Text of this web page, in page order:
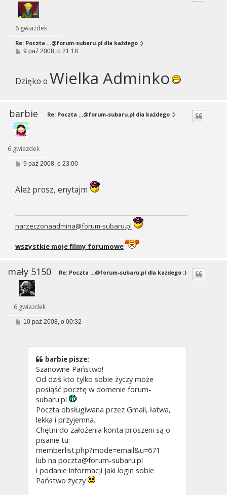
6 gwiazdek
Re: Poczta ...@forum-subaru.pl dla każdego :)
P9 paź 2008, o 21:18
Dzięko o Wielka Adminko
barbie
6 gwiazdek
Re: Poczta ...@forum-subaru.pl dla każdego :)
P9 paź 2008, o 23:00
Ależ prosz, enytajm
narzeczonaadmina@forum-subaru.pl
wszystkie moje filmy forumowe
mały 5150
6 gwiazdek
Re: Poczta ...@forum-subaru.pl dla każdego :)
P10 paź 2008, o 00:32
barbie pisze:
Szanowne Państwo!
Od dziś kto tylko sobie życzy może
posiąść pocztę w domenie forum-
subaru.pl
Poczta obsługiwana przez Gmail, łatwa,
lekka i przyjemna.
Chętni do założenia konta proszeni są o
pisanie tu:
memberlist.php?mode=email&u=671
lub na poczta@forum-subaru.pl
i podanie informacji jaki login sobie
Państwo życzy